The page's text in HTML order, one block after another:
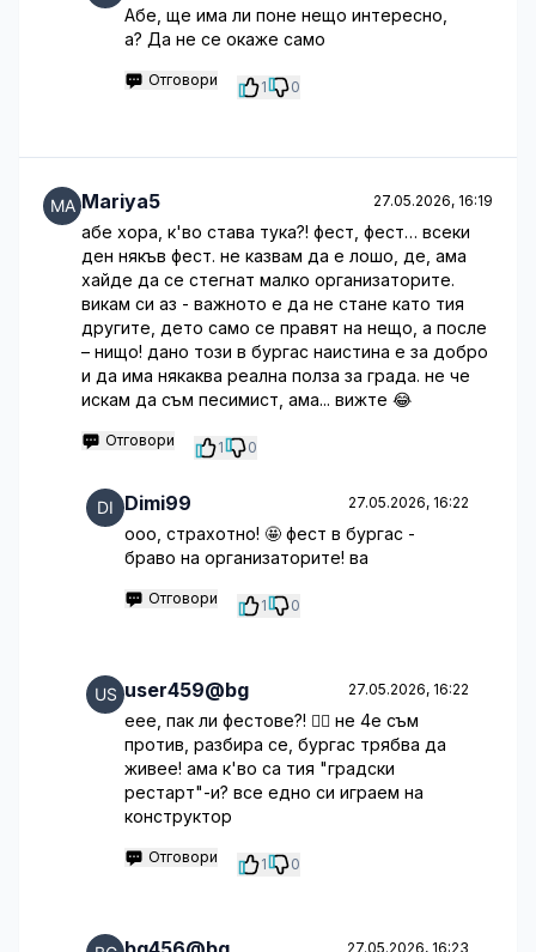
Абе, ще има ли поне нещо интересно,
а? Да не се окаже само
Отговори 1 0
Mariya5 27.05.2026, 16:19
абе хора, к'во става тука?! фест, фест… всеки
ден някъв фест. не казвам да е лошо, де, ама
хайде да се стегнат малко организаторите.
викам си аз - важното е да не стане като тия
другите, дето само се правят на нещо, а после
– нищо! дано този в бургас наистина е за добро
и да има някаква реална полза за града. не че
искам да съм песимист, ама... вижте 😂
Отговори 1 0
Dimi99 27.05.2026, 16:22
ооо, страхотно! 🤩 фест в бургас -
браво на организаторите! ва
Отговори 1 0
user459@bg 27.05.2026, 16:22
еее, пак ли фестове?! 🤦‍♀️ не 4е съм
против, разбира се, бургас трябва да
живее! ама к'во са тия "градски
рестарт"-и? все едно си играем на
конструктор
Отговори 1 0
27.05.2026, 16:23